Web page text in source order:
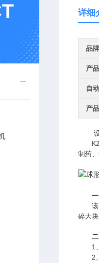
详细
品牌
产
自
产
设
KZL
制药
该机
碎大
1、
2、